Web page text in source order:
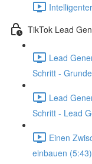
TikTok Lead
Lead
Schritt -
Lead
Schritt - Lead
Einen
einbauen (5:43)